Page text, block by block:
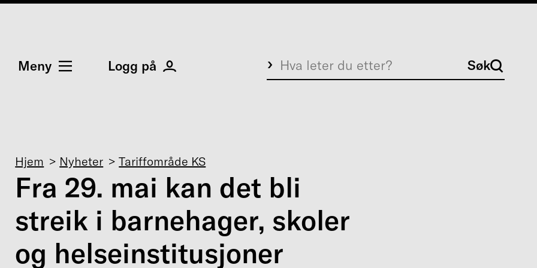
Meny Logg på Søk Søk
Navigasjonssti
Hjem Nyheter Tariffområde KS
Fra 29. mai kan det bli
streik i barnehager, skoler
og helseinstitusjoner